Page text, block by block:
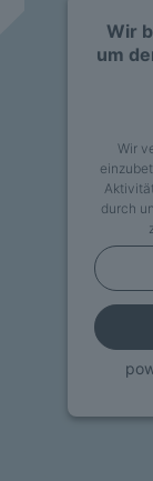
Wir
um
Wir
durch